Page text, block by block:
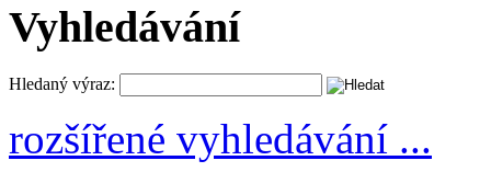
Vyhledávání
Hledaný výraz:
rozšířené vyhledávání ...